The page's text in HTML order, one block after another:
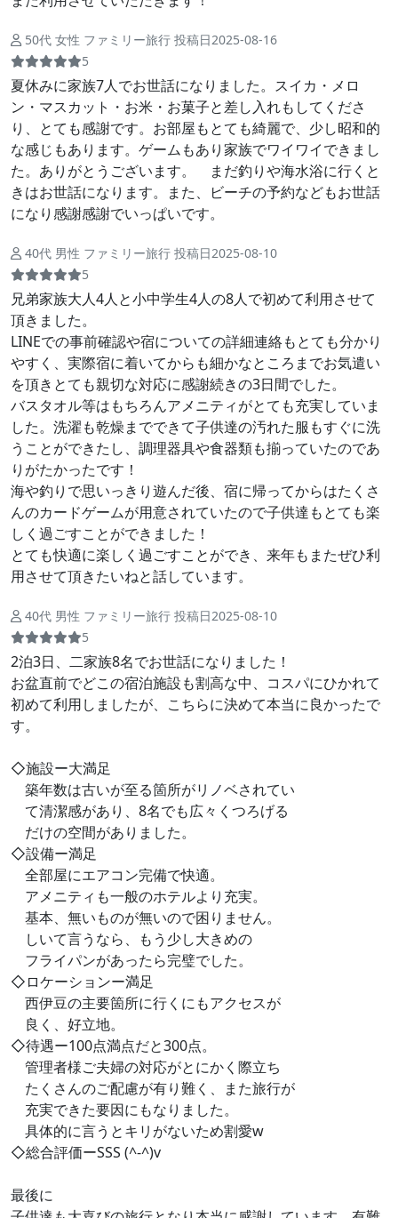
50代 女性 ファミリー旅行 投稿日2025-08-16
5
夏休みに家族7人でお世話になりました。スイカ・メロ
ン・マスカット・お米・お菓子と差し入れもしてくださ
り、とても感謝です。お部屋もとても綺麗で、少し昭和的
な感じもあります。ゲームもあり家族でワイワイできまし
た。ありがとうございます。 まだ釣りや海水浴に行くと
きはお世話になります。また、ビーチの予約などもお世話
になり感謝感謝でいっぱいです。
40代 男性 ファミリー旅行 投稿日2025-08-10
5
兄弟家族大人4人と小中学生4人の8人で初めて利用させて
頂きました。
LINEでの事前確認や宿についての詳細連絡もとても分かり
やすく、実際宿に着いてからも細かなところまでお気遣い
を頂きとても親切な対応に感謝続きの3日間でした。
バスタオル等はもちろんアメニティがとても充実していま
した。洗濯も乾燥までできて子供達の汚れた服もすぐに洗
うことができたし、調理器具や食器類も揃っていたのであ
りがたかったです！
海や釣りで思いっきり遊んだ後、宿に帰ってからはたくさ
んのカードゲームが用意されていたので子供達もとても楽
しく過ごすことができました！
とても快適に楽しく過ごすことができ、来年もまたぜひ利
用させて頂きたいねと話しています。
40代 男性 ファミリー旅行 投稿日2025-08-10
5
2泊3日、二家族8名でお世話になりました！
お盆直前でどこの宿泊施設も割高な中、コスパにひかれて
初めて利用しましたが、こちらに決めて本当に良かったで
す。
◇施設ー大満足
築年数は古いが至る箇所がリノベされてい
て清潔感があり、8名でも広々くつろげる
だけの空間がありました。
◇設備ー満足
全部屋にエアコン完備で快適。
アメニティも一般のホテルより充実。
基本、無いものが無いので困りません。
しいて言うなら、もう少し大きめの
フライパンがあったら完璧でした。
◇ロケーションー満足
西伊豆の主要箇所に行くにもアクセスが
良く、好立地。
◇待遇ー100点満点だと300点。
管理者様ご夫婦の対応がとにかく際立ち
たくさんのご配慮が有り難く、また旅行が
充実できた要因にもなりました。
具体的に言うとキリがないため割愛w
◇総合評価ーSSS (^-^)v
最後に